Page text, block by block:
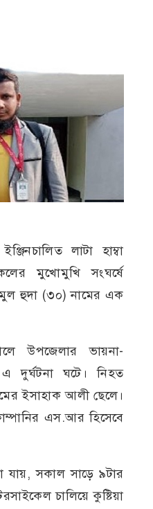
লাটা হাম্বা
মুখোমুখি সংঘর্ষে
হুদা (৩০) নামের এক
উপজেলার ভায়না-
দুর্ঘটনা ঘটে। নিহত
ইসাহাক আলী ছেলে।
এস.আর হিসেবে
যায়, সকাল সাড়ে ৯টার
চালিয়ে কুষ্টিয়া